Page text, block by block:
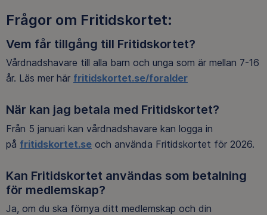
Frågor om Fritidskortet:
Vem får tillgång till Fritidskortet?
Vårdnadshavare till alla barn och unga som är mellan 7-16
år. Läs mer här fritidskortet.se/foralder
När kan jag betala med Fritidskortet?
Från 5 januari kan vårdnadshavare kan logga in
på fritidskortet.se och använda Fritidskortet för 2026.
Kan Fritidskortet användas som betalning
för medlemskap?
Ja, om du ska förnya ditt medlemskap och din